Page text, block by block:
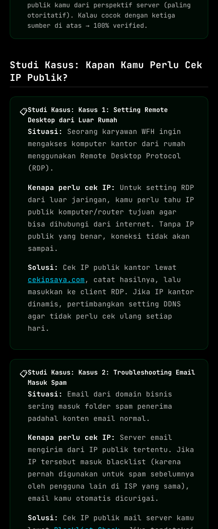
publik kamu dari perspektif server (paling
otoritatif). Kalau cocok dengan ketiga
sumber di atas → 100% verified.
Studi Kasus: Kapan Kamu Perlu Cek
IP Publik?
📋Studi Kasus: Kasus 1: Setting Remote
Desktop dari Luar Rumah
Situasi:
Seorang karyawan WFH ingin
mengakses komputer kantor dari rumah
menggunakan Remote Desktop Protocol
(RDP).
Kenapa perlu cek IP:
Untuk setting RDP
dari luar jaringan, kamu perlu tahu IP
publik komputer/router tujuan agar
bisa dihubungi dari internet. Tanpa IP
publik yang benar, koneksi tidak akan
sampai.
Solusi:
Cek IP publik kantor lewat
cekipsaya.com , catat hasilnya, lalu
masukkan ke client RDP. Jika IP kantor
dinamis, pertimbangkan setting DDNS
agar tidak perlu cek ulang setiap
hari.
📋Studi Kasus: Kasus 2: Troubleshooting Email
Masuk Spam
Situasi:
Email dari domain bisnis
sering masuk folder spam penerima
padahal konten email normal.
Kenapa perlu cek IP:
Server email
mengirim dari IP publik tertentu. Jika
IP tersebut masuk blacklist (karena
pernah digunakan untuk spam sebelumnya
oleh pengguna lain di ISP yang sama),
email kamu otomatis dicurigai.
Solusi:
Cek IP publik mail server kamu